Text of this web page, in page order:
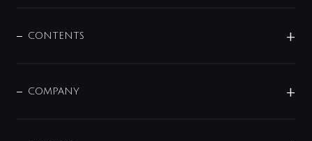
その他
センサー・タッチ水栓
単水栓
CONTENTS
COMPANY